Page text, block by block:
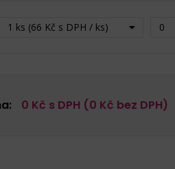
1 ks (66 Kč s DPH / ks)
0 Kč s DPH (0 Kč bez DPH)